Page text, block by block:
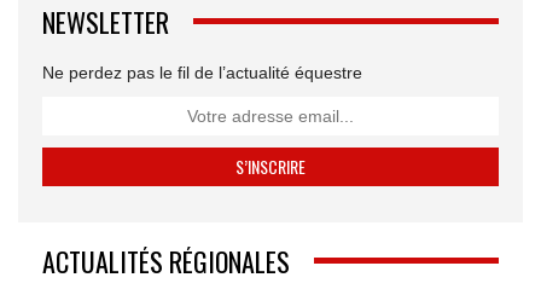
NEWSLETTER
Ne perdez pas le fil de l’actualité équestre
ACTUALITÉS RÉGIONALES